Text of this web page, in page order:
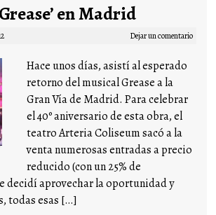
en Madrid
Dejar un comentario
Hace unos días, asistí al esperado
retorno del musical Grease a la
Gran Vía de Madrid. Para celebrar
el 40º aniversario de esta obra, el
teatro Arteria Coliseum sacó a la
venta numerosas entradas a precio
reducido (con un 25% de
decidí aprovechar la oportunidad y
todas esas […]